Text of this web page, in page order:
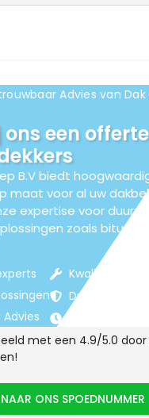
Advies van Dak
een
B.V biedt
maat voor al uw
expertise voor
zoals bitumen
Duurzame
met een 4.9/5.0 door
NAAR ONS SPOEDNUMMER